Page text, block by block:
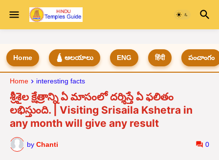
Home 🛕 ఆలయాలు ENG हिंदी పంచాంగం
Home interesting facts
శ్రీశైల క్షేత్రాన్ని ఏ మాసంలో దర్శిస్తే ఏ ఫలితం
లభిస్తుంది. | Visiting Srisaila Kshetra in
any month will give any result
by Chanti 0